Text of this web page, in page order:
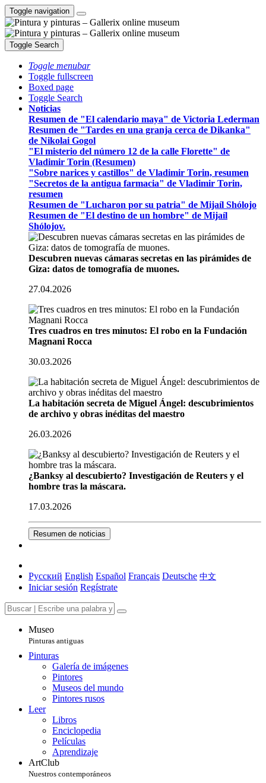
Toggle navigation
Toggle Search
Toggle menubar
Toggle fullscreen
Boxed page
Toggle Search
Noticias
Resumen de "El calendario maya" de Victoria Lederman
Resumen de "Tardes en una granja cerca de Dikanka"
de Nikolai Gogol
"El misterio del número 12 de la calle Florette" de
Vladimir Torin (Resumen)
"Sobre narices y castillos" de Vladimir Torin, resumen
"Secretos de la antigua farmacia" de Vladimir Torin,
resumen
Resumen de "Lucharon por su patria" de Mijaíl Shólojo
Resumen de "El destino de un hombre" de Mijaíl
Shólojov.
Descubren nuevas cámaras secretas en las pirámides de
Giza: datos de tomografía de muones.
27.04.2026
Tres cuadros en tres minutos: El robo en la Fundación
Magnani Rocca
30.03.2026
La habitación secreta de Miguel Ángel: descubrimientos
de archivo y obras inéditas del maestro
26.03.2026
¿Banksy al descubierto? Investigación de Reuters y el
hombre tras la máscara.
17.03.2026
Resumen de noticias
Русский English Español Français Deutsche 中文
Iniciar sesión Regístrate
Museo
Pinturas antiguas
Pinturas
Galería de imágenes
Pintores
Museos del mundo
Pintores rusos
Leer
Libros
Enciclopedia
Películas
Aprendizaje
ArtClub
Nuestros contemporáneos